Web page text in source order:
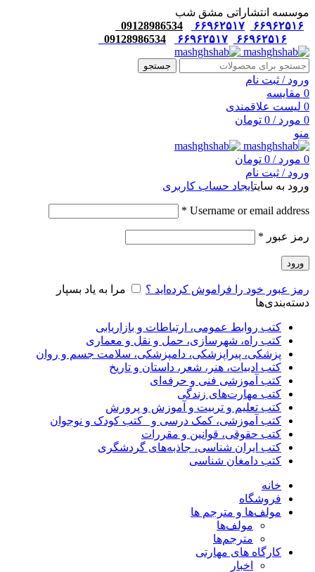
موسسه انتشاراتی مشق شب
۶۶۹۶۲۵۱۶
۶۶۹۶۲۵۱۷
09128986534
۶۶۹۶۲۵۱۶
۶۶۹۶۲۵۱۷ 09128986534
جستجو
ورود / ثبت نام
0 مقایسه
0 لیست علاقمندی
0 مورد /
0 تومان
منو
0 مورد /
0 تومان
ورود / ثبت نام
ورود به سایتایجاد حساب کاربری
Username or email address
*
رمز عبور *
ورود
رمز عبور خود را فراموش کرده‌اید ؟
مرا به یاد بسپار
دسته‌بندی‌ها
کتب روابط عمومی، ارتباطات و بازاریابی
کتب راه، شهرسازی، حمل و نقل و معماری
پزشکی، پیراپزشکی، دامپزشکی، سلامت جسم و روان
کتب ادبیات، هنر، شعر، داستان و تاریخ
کتب آموزشی فنی و حرفه‌ای
کتب مهارت‌های زندگی
کتب تعلیم و تربیت و آموزش و پرورش
کتب آموزشی، کمک درسی و _کتب کودک و نوجوان
کتب حقوقی، قوانین و مقررات
کتب ایران شناسی، جاذبه‌های گردشگری
کتب دامغان شناسی
خانه
فروشگاه
مولف‌ها و مترجم ها
مولف‌ها
مترجم‌ها
کارگاه های مهارتی
اخبار